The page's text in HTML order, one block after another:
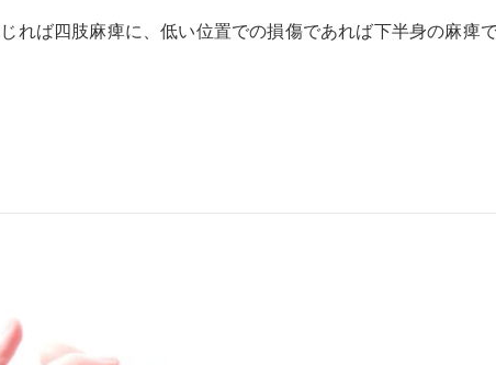
れば四肢麻痺に、低い位置での損傷であれば下半身の麻痺